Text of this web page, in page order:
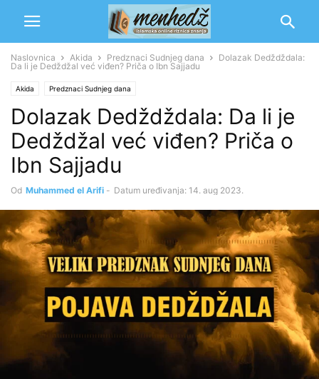
Naslovnica Akida Predznaci Sudnjeg dana
Dolazak Dedždždala:
Da li je Dedždžal već viđen? Priča o Ibn Sajjadu
Akida Predznaci Sudnjeg dana
Dolazak Dedždždala: Da li je
Dedždžal već viđen? Priča o
Ibn Sajjadu
Od Muhammed el Arifi - Datum uređivanja: 14. aug 2023.